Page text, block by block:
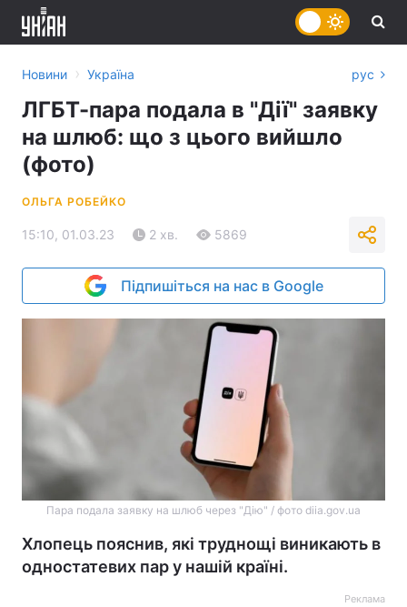
Новини › Україна рус
ЛГБТ-пара подала в "Дії" заявку
на шлюб: що з цього вийшло
(фото)
ОЛЬГА РОБЕЙКО
15:10, 01.03.23 2 хв. 5869
Підпишіться на нас в Google
Пара подала заявку на шлюб через "Дію" / фото diia.gov.ua
Хлопець пояснив, які труднощі виникають в
одностатевих пар у нашій країні.
Реклама